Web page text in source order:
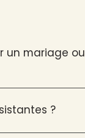
un mariage ou
?